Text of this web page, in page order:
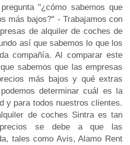
"¿cómo sabemos que
más bajos?" - Trabajamos con
de alquiler de coches de
así que sabemos lo que los
compañía. Al comparar este
sabemos que las empresas
más bajos y qué extras
determinar cuál es la
y para todos nuestros clientes.
de coches Sintra es tan
precios se debe a que las
tales como Avis, Alamo Rent